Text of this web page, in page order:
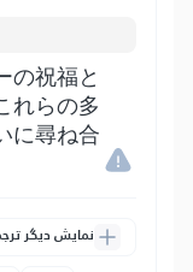
の祝福と
れらの多
に尋ね合
نمایش دیگر